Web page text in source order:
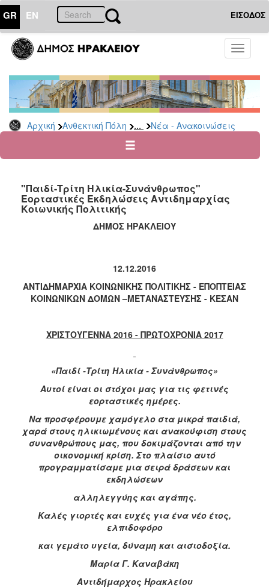
GR EN ΕΙΣΟΔΟΣ
Toggle
Αρχική Ανθεκτική Πόλη ... Νέα - Ανακοινώσεις
ΑΝΘΕΚΤΙΚΗ
ΠΟΛΗ
Κοινωνική
Πολιτική
Νέα
Ανακοινώσεις
για
Οικονομική
Αδυναμία
Φροντίδας
(Κ.Α.Π.Η.)
Δημιουργικής
(Κ.Δ.Α.Π.)
Κέντρα
Ηλικιωμένων
(Κ.Η.Φ.Η.)
Κ.Δ.Α.Π.Α.μεΑ.
Αδειοδότηση
Έλεγχος
Σταθμών
Ιατρείο
Φιλοξενίας
"Παιδί-Τρίτη Ηλικία-Συνάνθρωπος"
Εορταστικές Εκδηλώσεις Αντιδημαρχίας
Κοιωνικής Πολιτικής
ΔΗΜΟΣ ΗΡΑΚΛΕΙΟΥ
12.12.2016
ΑΝΤΙΔΗΜΑΡΧΙΑ ΚΟΙΝΩΝΙΚΗΣ ΠΟΛΙΤΙΚΗΣ - ΕΠΟΠΤΕΙΑΣ
ΚΟΙΝΩΝΙΚΩΝ ΔΟΜΩΝ –ΜΕΤΑΝΑΣΤΕΥΣΗΣ - ΚΕΣΑΝ
ΧΡΙΣΤΟΥΓΕΝΝΑ 2016 - ΠΡΩΤΟΧΡΟΝΙΑ 2017
«Παιδί -Τρίτη Ηλικία - Συνάνθρωπος»
Αυτοί είναι οι στόχοι μας για τις φετινές
εορταστικές ημέρες.
Να προσφέρουμε χαμόγελο στα μικρά παιδιά,
χαρά στους ηλικιωμένους και ανακούφιση στους
συνανθρώπους μας, που δοκιμάζονται από την
οικονομική κρίση. Στο πλαίσιο αυτό
προγραμματίσαμε μια σειρά δράσεων και
εκδηλώσεων
αλληλεγγύης και αγάπης.
Καλές γιορτές και ευχές για ένα νέο έτος,
ελπιδοφόρο
και γεμάτο υγεία, δύναμη και αισιοδοξία.
Μαρία Γ. Καναβάκη
Αντιδήμαρχος Ηρακλείου